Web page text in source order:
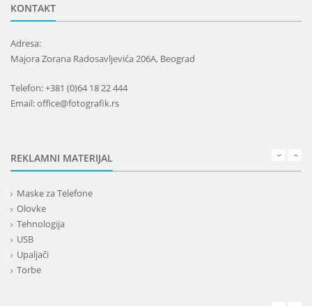
KONTAKT
Adresa:
Majora Zorana Radosavljevića 206A, Beograd
Telefon: +381 (0)64 18 22 444
Email: office@fotografik.rs
REKLAMNI MATERIJAL
Maske za Telefone
Olovke
Tehnologija
USB
Upaljači
Torbe